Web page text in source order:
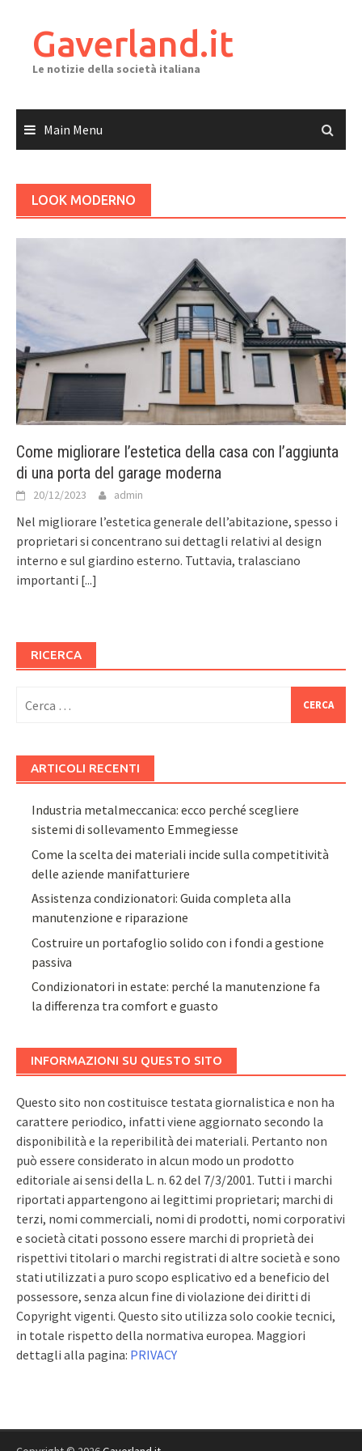
contentGaverland.it
Le notizie della società italiana
Main Menu
LOOK MODERNO
Come migliorare l’estetica della casa con l’aggiunta
di una porta del garage moderna
20/12/2023 admin
Nel migliorare l’estetica generale dell’abitazione, spesso i
proprietari si concentrano sui dettagli relativi al design
interno e sul giardino esterno. Tuttavia, tralasciano
importanti [...]
RICERCA
per:
ARTICOLI RECENTI
Industria metalmeccanica: ecco perché scegliere
sistemi di sollevamento Emmegiesse
Come la scelta dei materiali incide sulla competitività
delle aziende manifatturiere
Assistenza condizionatori: Guida completa alla
manutenzione e riparazione
Costruire un portafoglio solido con i fondi a gestione
passiva
Condizionatori in estate: perché la manutenzione fa
la differenza tra comfort e guasto
INFORMAZIONI SU QUESTO SITO
Questo sito non costituisce testata giornalistica e non ha
carattere periodico, infatti viene aggiornato secondo la
disponibilità e la reperibilità dei materiali. Pertanto non
può essere considerato in alcun modo un prodotto
editoriale ai sensi della L. n. 62 del 7/3/2001. Tutti i marchi
riportati appartengono ai legittimi proprietari; marchi di
terzi, nomi commerciali, nomi di prodotti, nomi corporativi
e società citati possono essere marchi di proprietà dei
rispettivi titolari o marchi registrati di altre società e sono
stati utilizzati a puro scopo esplicativo ed a beneficio del
possessore, senza alcun fine di violazione dei diritti di
Copyright vigenti. Questo sito utilizza solo cookie tecnici,
in totale rispetto della normativa europea. Maggiori
dettagli alla pagina: PRIVACY